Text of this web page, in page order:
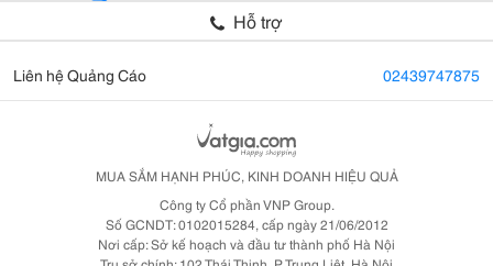
Hỗ trợ
Liên hệ Quảng Cáo 02439747875
MUA SẮM HẠNH PHÚC, KINH DOANH HIỆU QUẢ
Công ty Cổ phần VNP Group.
Số GCNDT: 0102015284, cấp ngày 21/06/2012
Nơi cấp: Sở kế hoạch và đầu tư thành phố Hà Nội